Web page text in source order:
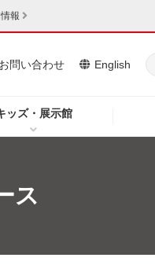
ッズ・展示館
問い合わせ English
給
報
お客さま
報
ス